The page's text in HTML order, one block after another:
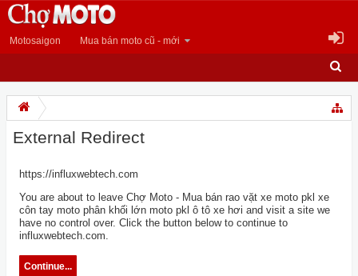
Motosaigon Mua bán moto cũ - mới
External Redirect
https://influxwebtech.com
You are about to leave Chợ Moto - Mua bán rao vặt xe moto pkl xe
côn tay moto phân khối lớn moto pkl ô tô xe hơi and visit a site we
have no control over. Click the button below to continue to
influxwebtech.com.
Continue...